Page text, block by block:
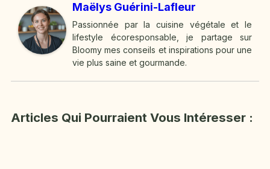
Maëlys Guérini-Lafleur
Passionnée par la cuisine végétale et le
lifestyle écoresponsable, je partage sur
Bloomy mes conseils et inspirations pour une
vie plus saine et gourmande.
Articles Qui Pourraient Vous Intéresser :